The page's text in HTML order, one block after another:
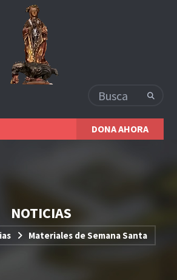
DONA AHORA
NOTICIAS
Materiales de Semana Santa